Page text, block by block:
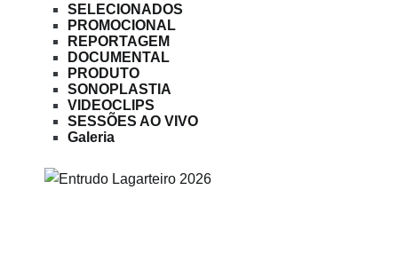
SELECIONADOS
PROMOCIONAL
REPORTAGEM
DOCUMENTAL
PRODUTO
SONOPLASTIA
VIDEOCLIPS
SESSÕES AO VIVO
Galeria